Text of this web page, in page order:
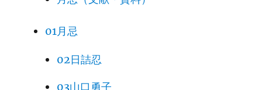
01月忌
02日詰忍
03山口勇子